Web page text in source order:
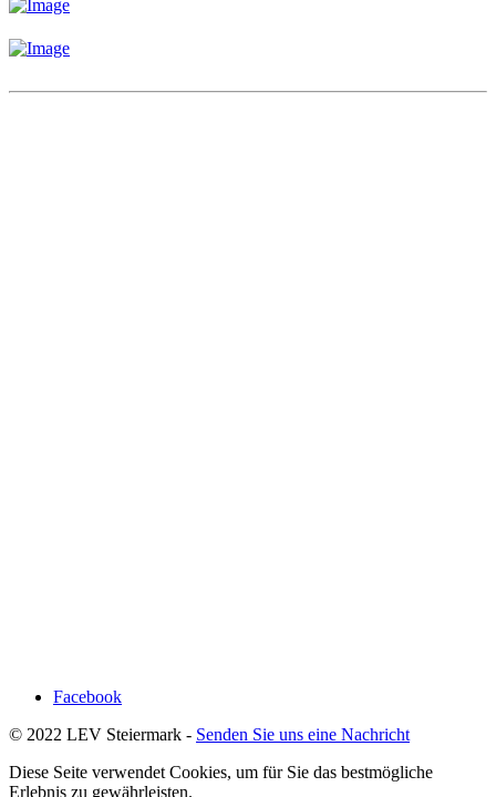
Facebook
© 2022 LEV Steiermark - Senden Sie uns eine Nachricht
Diese Seite verwendet Cookies, um für Sie das bestmögliche
Erlebnis zu gewährleisten.